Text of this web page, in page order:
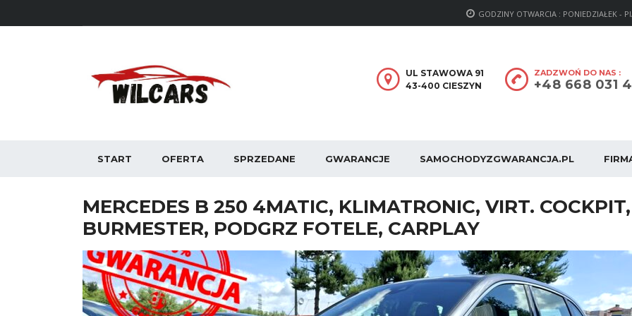
GODZINY OTWARCIA : PONIEDZIAŁEK -
ZADZWOŃ DO NAS :
+48 668 031
UL STAWOWA 91
43-400 CIESZYN
START OFERTA SPRZEDANE GWARANCJE SAMOCHODYZGWARANCJA.PL
MERCEDES B 250 4MATIC, KLIMATRONIC, VIRT. COCKPIT,
BURMESTER, PODGRZ FOTELE, CARPLAY